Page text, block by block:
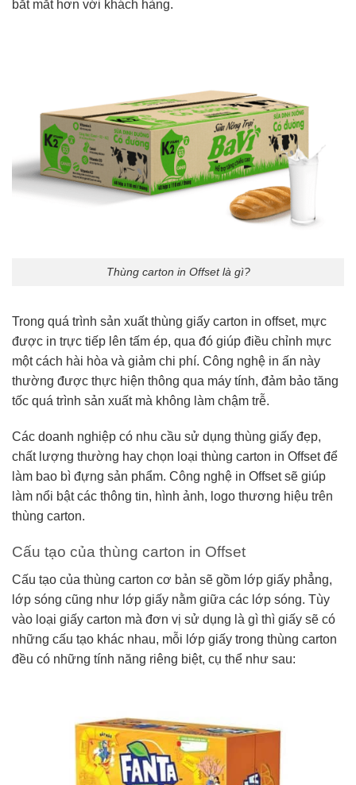
bắt mắt hơn với khách hàng.
Thùng carton in Offset là gì?
Trong quá trình sản xuất thùng giấy carton in offset, mực
được in trực tiếp lên tấm ép, qua đó giúp điều chỉnh mực
một cách hài hòa và giảm chi phí. Công nghệ in ấn này
thường được thực hiện thông qua máy tính, đảm bảo tăng
tốc quá trình sản xuất mà không làm chậm trễ.
Các doanh nghiệp có nhu cầu sử dụng thùng giấy đẹp,
chất lượng thường hay chọn loại thùng carton in Offset để
làm bao bì đựng sản phẩm. Công nghệ in Offset sẽ giúp
làm nổi bật các thông tin, hình ảnh, logo thương hiệu trên
thùng carton.
Cấu tạo của thùng carton in Offset
Cấu tạo của thùng carton cơ bản sẽ gồm lớp giấy phẳng,
lớp sóng cũng như lớp giấy nằm giữa các lớp sóng. Tùy
vào loại giấy carton mà đơn vị sử dụng là gì thì giấy sẽ có
những cấu tạo khác nhau, mỗi lớp giấy trong thùng carton
đều có những tính năng riêng biệt, cụ thể như sau: